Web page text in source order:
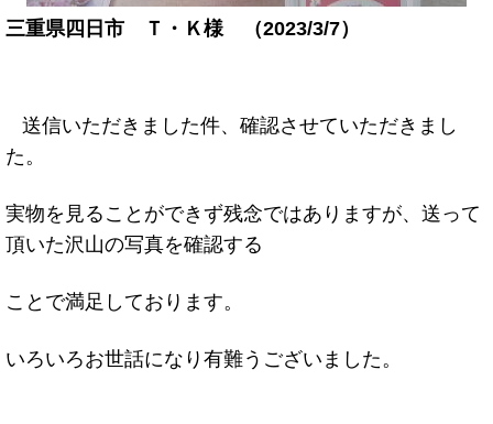
三重県四日市 Ｔ・Ｋ様 （2023/3/7）
送信いただきました件、確認させていただきまし
た。
実物を見ることができず残念ではありますが、送って
頂いた沢山の写真を確認する
ことで満足しております。
いろいろお世話になり有難うございました。